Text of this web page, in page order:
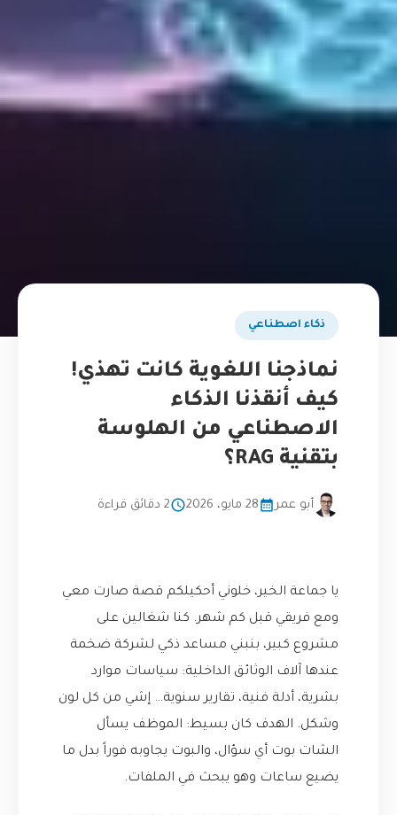
ذكاء اصطناعي
نماذجنا اللغوية كانت تهذي!
كيف أنقذنا الذكاء
الاصطناعي من الهلوسة
بتقنية RAG؟
أبو عمر 28 مايو، 2026 2 دقائق قراءة
يا جماعة الخير، خلوني أحكيلكم قصة صارت معي
ومع فريقي قبل كم شهر. كنا شغالين على
مشروع كبير، بنبني مساعد ذكي لشركة ضخمة
عندها آلاف الوثائق الداخلية: سياسات موارد
بشرية، أدلة فنية، تقارير سنوية… إشي من كل لون
وشكل. الهدف كان بسيط: الموظف يسأل
الشات بوت أي سؤال، والبوت يجاوبه فوراً بدل ما
يضيع ساعات وهو يبحث في الملفات.